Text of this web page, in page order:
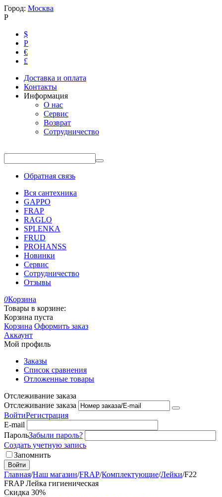
Город: Москва
Р
$
Р
€
£
Доставка и оплата
Контакты
Информация
О нас
Сервис
Возврат
Сотрудничество
Обратная связь
Вся сантехника
GAPPO
FRAP
RAGLO
SPLENKA
FRUD
PROHANSS
Новинки
Сервис
Сотрудничество
Отзывы
0Корзина
Товары в корзине:
Корзина пуста
Корзина Оформить заказ
Аккаунт
Мой профиль
Заказы
Список сравнения
Отложенные товары
Отслеживание заказа
Отслеживание заказа
ВойтиРегистрация
E-mail
ПарольЗабыли пароль?
Создать учетную запись
Запомнить
Войти
Главная/Наш магазин/FRAP/Комплектующие/Лейки/F22
FRAP Лейка гигиеническая
Скидка 30%